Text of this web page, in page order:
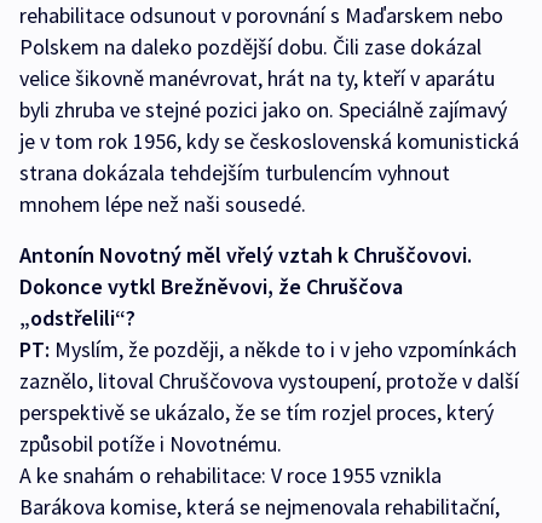
rehabilitace odsunout v porovnání s Maďarskem nebo
Polskem na daleko pozdější dobu. Čili zase dokázal
velice šikovně manévrovat, hrát na ty, kteří v aparátu
byli zhruba ve stejné pozici jako on. Speciálně zajímavý
je v tom rok 1956, kdy se československá komunistická
strana dokázala tehdejším turbulencím vyhnout
mnohem lépe než naši sousedé.
Antonín Novotný měl vřelý vztah k Chruščovovi.
Dokonce vytkl Brežněvovi, že Chruščova
„odstřelili“?
PT: Myslím, že později, a někde to i v jeho vzpomínkách
zaznělo, litoval Chruščovova vystoupení, protože v další
perspektivě se ukázalo, že se tím rozjel proces, který
způsobil potíže i Novotnému.
A ke snahám o rehabilitace: V roce 1955 vznikla
Barákova komise, která se nejmenovala rehabilitační,